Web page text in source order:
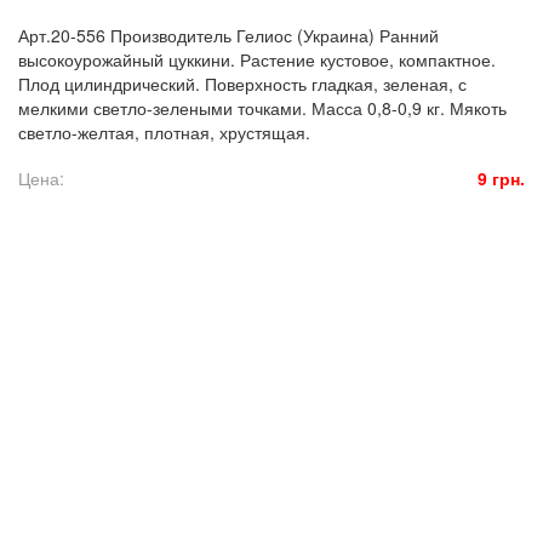
Арт.20-556 Производитель Гелиос (Украина) Ранний
высокоурожайный цуккини. Растение кустовое, компактное.
Плод цилиндрический. Поверхность гладкая, зеленая, с
мелкими светло-зелеными точками. Масса 0,8-0,9 кг. Мякоть
светло-желтая, плотная, хрустящая.
Цена:
9 грн.